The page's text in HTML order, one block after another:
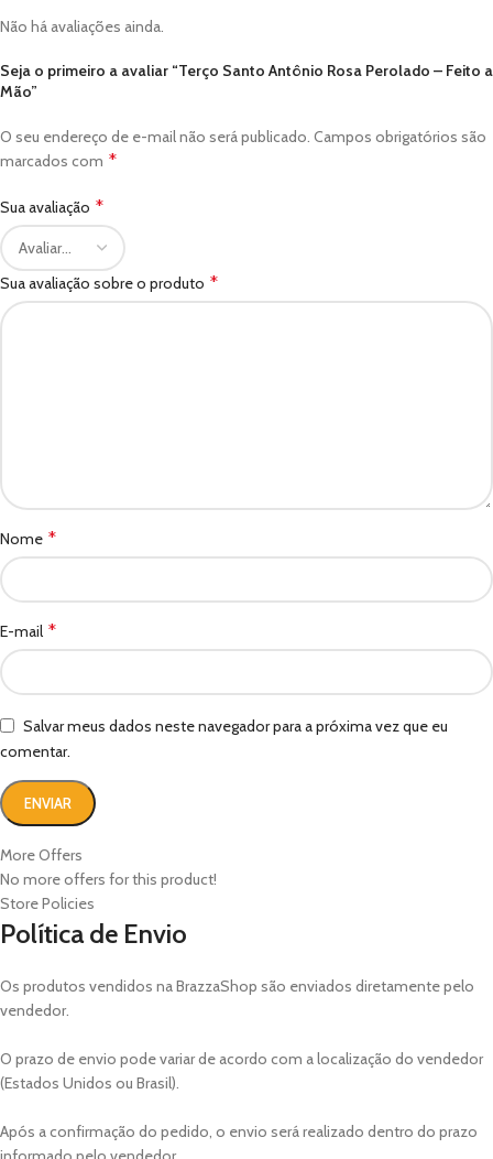
Não há avaliações ainda.
Seja o primeiro a avaliar “Terço Santo Antônio Rosa Perolado – Feito a
Mão”
O seu endereço de e-mail não será publicado. Campos obrigatórios são
marcados com *
Sua avaliação *
Sua avaliação sobre o produto *
Nome *
E-mail *
Salvar meus dados neste navegador para a próxima vez que eu
comentar.
More Offers
No more offers for this product!
Store Policies
Política de Envio
Os produtos vendidos na BrazzaShop são enviados diretamente pelo
vendedor.
O prazo de envio pode variar de acordo com a localização do vendedor
(Estados Unidos ou Brasil).
Após a confirmação do pedido, o envio será realizado dentro do prazo